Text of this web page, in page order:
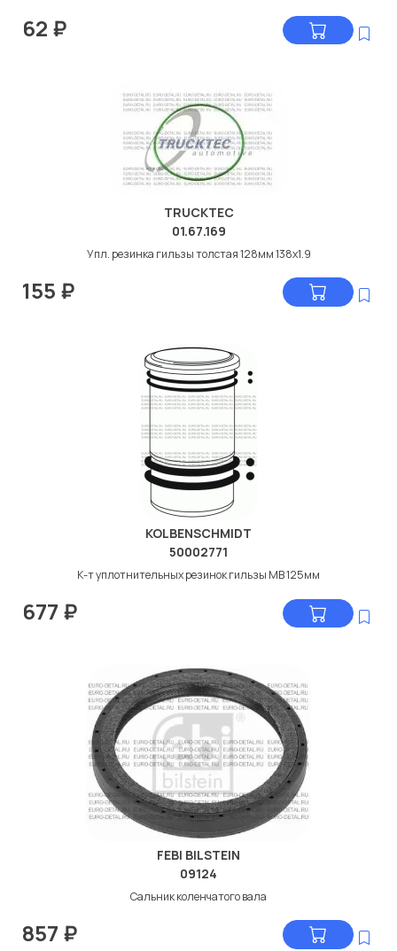
62 ₽
TRUCKTEC
01.67.169
Упл. резинка гильзы толстая 128мм 138x1.9
155 ₽
KOLBENSCHMIDT
50002771
К-т уплотнительных резинок гильзы МВ 125мм
677 ₽
FEBI BILSTEIN
09124
Сальник коленчатого вала
857 ₽